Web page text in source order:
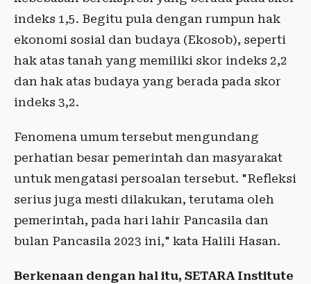
indeks 1,5. Begitu pula dengan rumpun hak
ekonomi sosial dan budaya (Ekosob), seperti
hak atas tanah yang memiliki skor indeks 2,2
dan hak atas budaya yang berada pada skor
indeks 3,2.
Fenomena umum tersebut mengundang
perhatian besar pemerintah dan masyarakat
untuk mengatasi persoalan tersebut. "Refleksi
serius juga mesti dilakukan, terutama oleh
pemerintah, pada hari lahir Pancasila dan
bulan Pancasila 2023 ini," kata Halili Hasan.
Berkenaan dengan hal itu, SETARA Institute